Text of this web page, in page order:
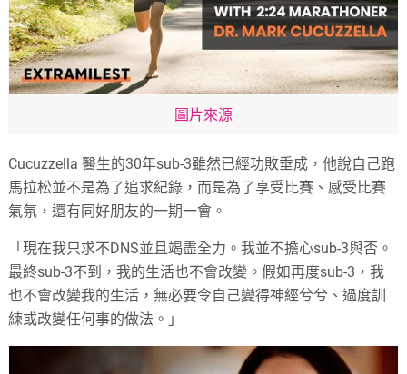
圖片來源
Cucuzzella 醫生的30年sub-3雖然已經功敗垂成，他說自己跑
馬拉松並不是為了追求紀錄，而是為了享受比賽、感受比賽
氣氛，還有同好朋友的一期一會。
「現在我只求不DNS並且竭盡全力。我並不擔心sub-3與否。
最終sub-3不到，我的生活也不會改變。假如再度sub-3，我
也不會改變我的生活，無必要令自己變得神經兮兮、過度訓
練或改變任何事的做法。」